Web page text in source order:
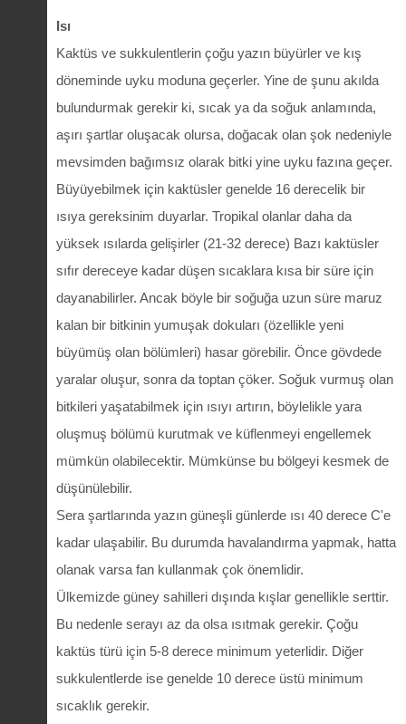
Isı
Kaktüs ve sukkulentlerin çoğu yazın büyürler ve kış
döneminde uyku moduna geçerler. Yine de şunu akılda
bulundurmak gerekir ki, sıcak ya da soğuk anlamında,
aşırı şartlar oluşacak olursa, doğacak olan şok nedeniyle
mevsimden bağımsız olarak bitki yine uyku fazına geçer.
Büyüyebilmek için kaktüsler genelde 16 derecelik bir
ısıya gereksinim duyarlar. Tropikal olanlar daha da
yüksek ısılarda gelişirler (21-32 derece) Bazı kaktüsler
sıfır dereceye kadar düşen sıcaklara kısa bir süre için
dayanabilirler. Ancak böyle bir soğuğa uzun süre maruz
kalan bir bitkinin yumuşak dokuları (özellikle yeni
büyümüş olan bölümleri) hasar görebilir. Önce gövdede
yaralar oluşur, sonra da toptan çöker. Soğuk vurmuş olan
bitkileri yaşatabilmek için ısıyı artırın, böylelikle yara
oluşmuş bölümü kurutmak ve küflenmeyi engellemek
mümkün olabilecektir. Mümkünse bu bölgeyi kesmek de
düşünülebilir.
Sera şartlarında yazın güneşli günlerde ısı 40 derece C'e
kadar ulaşabilir. Bu durumda havalandırma yapmak, hatta
olanak varsa fan kullanmak çok önemlidir.
Ülkemizde güney sahilleri dışında kışlar genellikle serttir.
Bu nedenle serayı az da olsa ısıtmak gerekir. Çoğu
kaktüs türü için 5-8 derece minimum yeterlidir. Diğer
sukkulentlerde ise genelde 10 derece üstü minimum
sıcaklık gerekir.